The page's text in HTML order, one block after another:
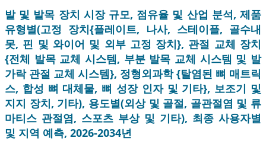
발 및 발목 장치 시장 규모, 점유율 및 산업 분석, 제품
유형별(고정 장치{플레이트, 나사, 스테이플, 골수내
못, 핀 및 와이어 및 외부 고정 장치}, 관절 교체 장치
{전체 발목 교체 시스템, 부분 발목 교체 시스템 및 발
가락 관절 교체 시스템}, 정형외과학 {탈염된 뼈 매트릭
스, 합성 뼈 대체물, 뼈 성장 인자 및 기타}, 보조기 및
지지 장치, 기타), 용도별(외상 및 골절, 골관절염 및 류
마티스 관절염, 스포츠 부상 및 기타), 최종 사용자별
및 지역 예측, 2026-2034년